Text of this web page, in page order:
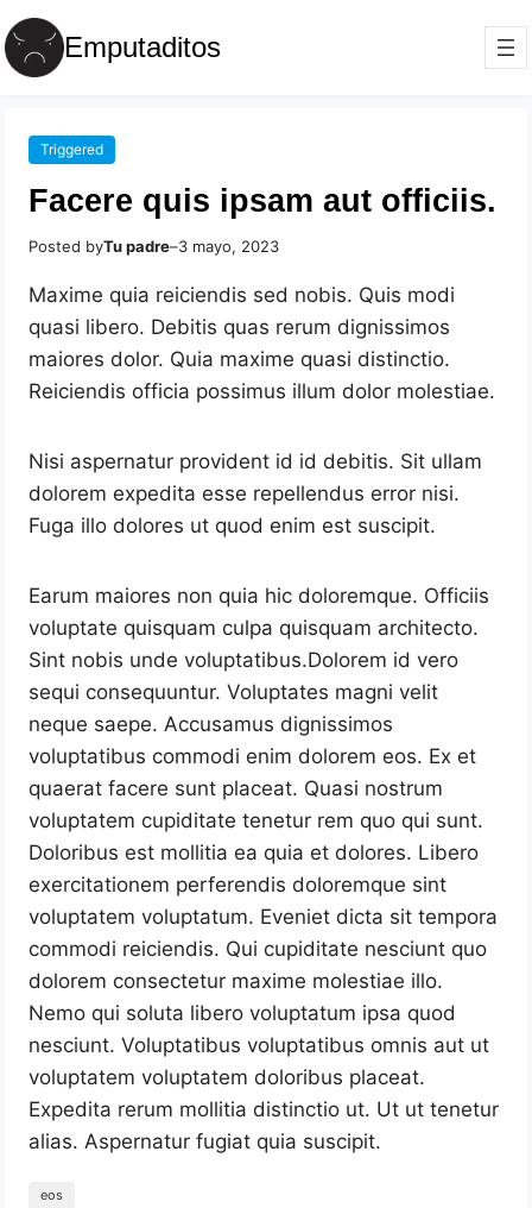
Emputaditos
Triggered
Facere quis ipsam aut officiis.
Posted byTu padre–3 mayo, 2023
Maxime quia reiciendis sed nobis. Quis modi
quasi libero. Debitis quas rerum dignissimos
maiores dolor. Quia maxime quasi distinctio.
Reiciendis officia possimus illum dolor molestiae.
Nisi aspernatur provident id id debitis. Sit ullam
dolorem expedita esse repellendus error nisi.
Fuga illo dolores ut quod enim est suscipit.
Earum maiores non quia hic doloremque. Officiis
voluptate quisquam culpa quisquam architecto.
Sint nobis unde voluptatibus.Dolorem id vero
sequi consequuntur. Voluptates magni velit
neque saepe. Accusamus dignissimos
voluptatibus commodi enim dolorem eos. Ex et
quaerat facere sunt placeat. Quasi nostrum
voluptatem cupiditate tenetur rem quo qui sunt.
Doloribus est mollitia ea quia et dolores. Libero
exercitationem perferendis doloremque sint
voluptatem voluptatum. Eveniet dicta sit tempora
commodi reiciendis. Qui cupiditate nesciunt quo
dolorem consectetur maxime molestiae illo.
Nemo qui soluta libero voluptatum ipsa quod
nesciunt. Voluptatibus voluptatibus omnis aut ut
voluptatem voluptatem doloribus placeat.
Expedita rerum mollitia distinctio ut. Ut ut tenetur
alias. Aspernatur fugiat quia suscipit.
eos